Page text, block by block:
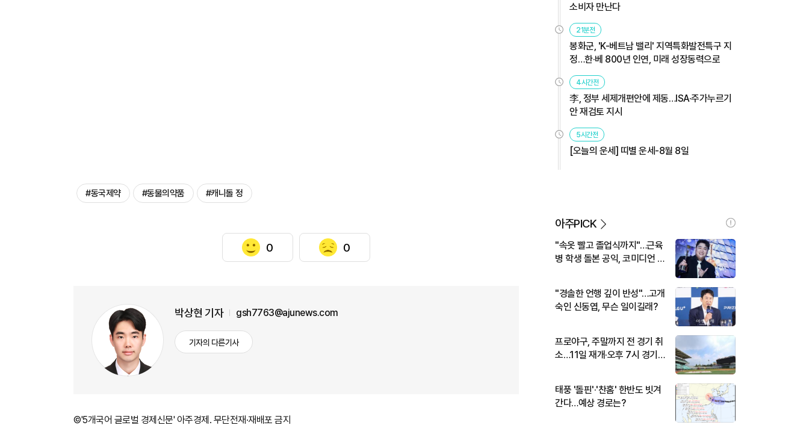
#동국제약 #동물의약품 #캐니돌 정
0 0
박상현 기자 gsh7763@ajunews.com
기자의 다른기사
©'5개국어 글로벌 경제신문' 아주경제. 무단전재·재배포 금지
소비자 만난다
21분전
봉화군, 'K-베트남 밸리' 지역특화발전특구 지
정…한·베 800년 인연, 미래 성장동력으로
4시간전
李, 정부 세제개편안에 제동…ISA·주가누르기
안 재검토 지시
5시간전
[오늘의 운세] 띠별 운세-8월 8일
아주PICK
"속옷 빨고 졸업식까지"…근육
병 학생 돌본 공익, 코미디언 김
"경솔한 언행 깊이 반성"…고개
숙인 신동엽, 무슨 일이길래?
프로야구, 주말까지 전 경기 취
소…11일 재개·오후 7시 경기
태풍 '돌핀'·'찬홈' 한반도 빗겨
간다…예상 경로는?